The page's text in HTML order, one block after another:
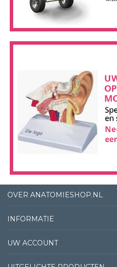
OVER ANATOMIESHOP.NL
INFORMATIE
UW ACCOUNT